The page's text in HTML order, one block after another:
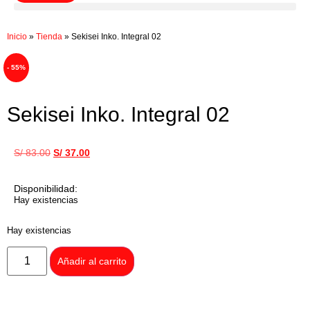
Inicio » Tienda » Sekisei Inko. Integral 02
- 55%
Sekisei Inko. Integral 02
S/83.00 S/ 37.00
Disponibilidad:
Hay existencias
Hay existencias
Añadir al carrito